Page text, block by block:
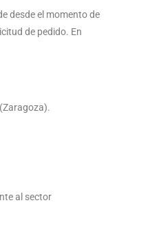
desde el momento de
de pedido. En
al sector